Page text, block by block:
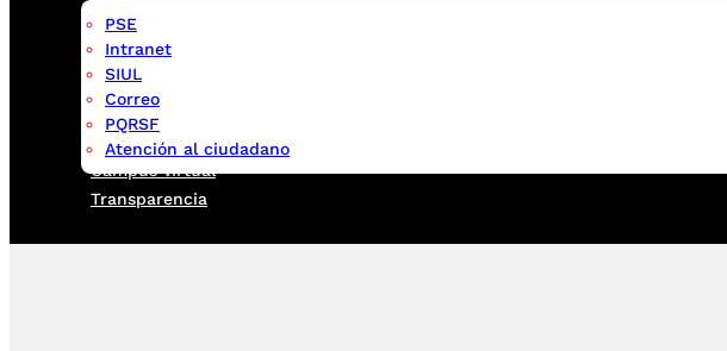
PSE
Intranet
SIUL
Correo
PQRSF
Atención al ciudadano
Campus virtual
Transparencia